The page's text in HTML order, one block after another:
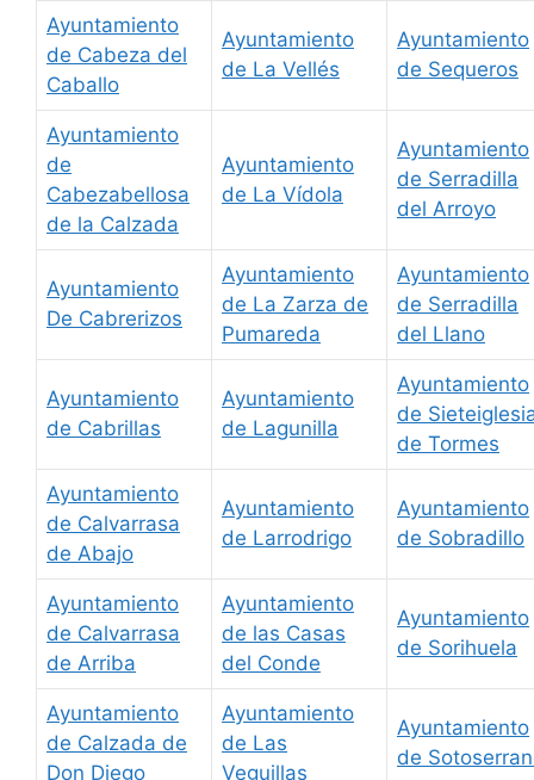
Ayuntamiento
de Cabeza del
Caballo
Ayuntamiento
de La Vellés
Ayuntamiento
de Sequeros
Ayuntamiento
de
Cabezabellosa
de la Calzada
Ayuntamiento
de La Vídola
Ayuntamiento
de Serradilla
del Arroyo
Ayuntamiento
De Cabrerizos
Ayuntamiento
de La Zarza de
Pumareda
Ayuntamiento
de Serradilla
del Llano
Ayuntamiento
de Cabrillas
Ayuntamiento
de Lagunilla
Ayuntamiento
de
de Tormes
Ayuntamiento
de Calvarrasa
de Abajo
Ayuntamiento
de Larrodrigo
Ayuntamiento
de Sobradillo
Ayuntamiento
de Calvarrasa
de Arriba
Ayuntamiento
de las Casas
del Conde
Ayuntamiento
de Sorihuela
Ayuntamiento
de Calzada de
Don Diego
Ayuntamiento
de Las
Veguillas
Ayuntamiento
de